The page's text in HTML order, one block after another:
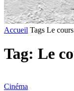
Accueil Tags Le
Tag: Le
Cinéma